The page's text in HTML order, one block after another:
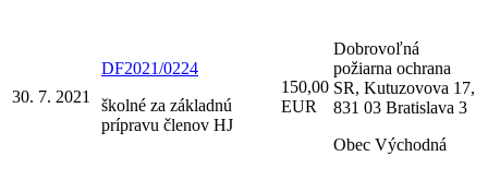
30. 7. 2021
DF2021/0224
školné za základnú
prípravu členov HJ
150,00
EUR
Dobrovoľná
požiarna ochrana
SR, Kutuzovova 17,
831 03 Bratislava 3
Obec Východná